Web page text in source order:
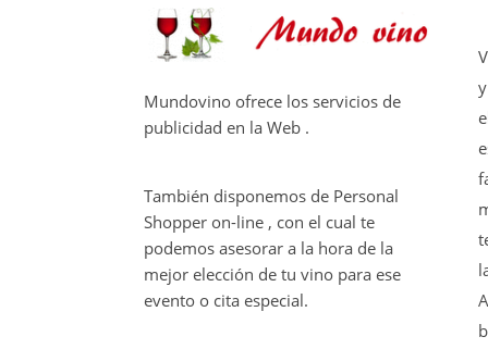
Mundovino ofrece los servicios de
publicidad en la Web .
También disponemos de Personal
Shopper on-line , con el cual te
podemos asesorar a la hora de la
mejor elección de tu vino para ese
evento o cita especial.